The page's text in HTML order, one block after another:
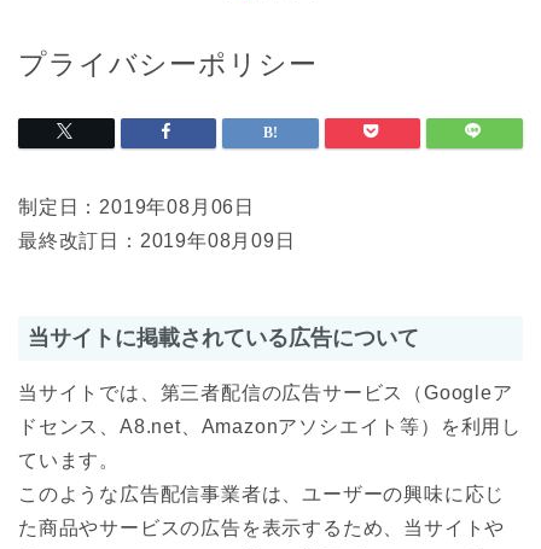
プライバシーポリシー
制定日：2019年08月06日
最終改訂日：2019年08月09日
当サイトに掲載されている広告について
当サイトでは、第三者配信の広告サービス（Googleア
ドセンス、A8.net、Amazonアソシエイト等）を利用し
ています。
このような広告配信事業者は、ユーザーの興味に応じ
た商品やサービスの広告を表示するため、当サイトや